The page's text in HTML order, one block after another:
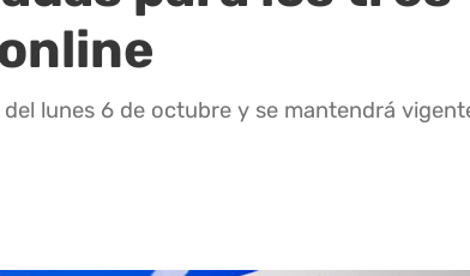
lunes 6 de octubre y se mantendrá